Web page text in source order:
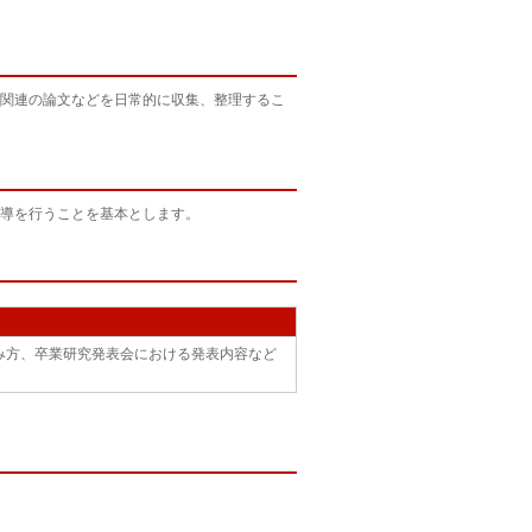
連の論文などを日常的に収集、整理するこ
を行うことを基本とします。
、卒業研究発表会における発表内容など